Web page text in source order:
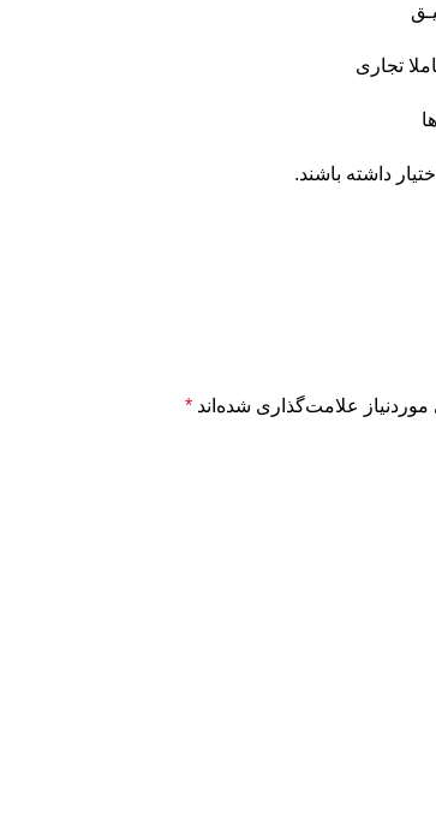
تجاری
داشته باشند.
علامت‌گذاری شده‌اند *